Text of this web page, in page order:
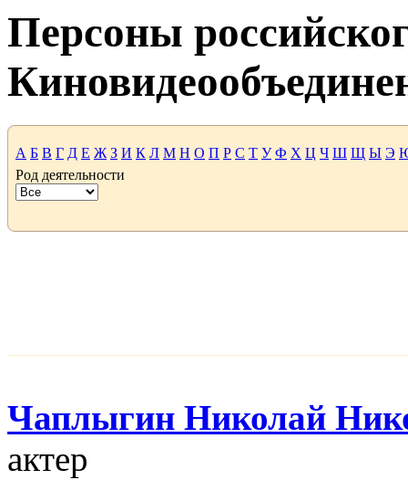
Персоны
А Б В Г Д Е Ж З И К Л М Н О П Р С Т У Ф Х Ц Ч Ш Щ Ы Э
Род деятельности
Чаплыгин Николай
актер